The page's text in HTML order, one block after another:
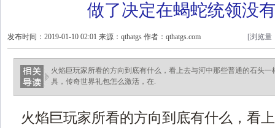
做了决定在蝎蛇统领没
发布时间：2019-01-10 02:01 来源：qthatgs 作者：qthatgs.com [浏览量
火焰巨玩家所看的方向到底有什么，看上去与河中那些普通的石头
具，传奇世界礼包怎么激活，在.
火焰巨玩家所看的方向到底有什么，看